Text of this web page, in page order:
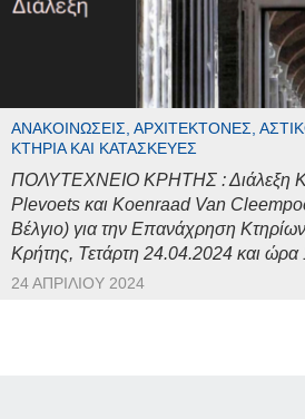
ΑΝΑΚΟΙΝΏΣΕΙΣ, ΑΡΧΙΤΈΚΤΟΝΕΣ,
ΚΤΉΡΙΑ ΚΑΙ ΚΑΤΑΣΚΕΥΈΣ
ΠΟΛΥΤΕΧΝΕΙΟ ΚΡΗΤΗΣ : Διάλεξη
Plevoets και Koenraad Van
Βέλγιο) για την Επανάχρηση
Κρήτης, Τετάρτη 24.04.2024 και ώρα
24 ΑΠΡΙΛΊΟΥ 2024